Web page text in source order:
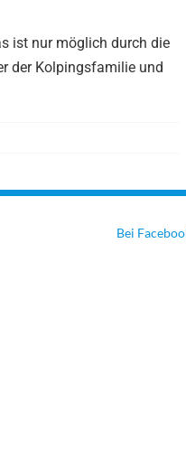
ist nur möglich durch die
der Kolpingsfamilie und
Bei